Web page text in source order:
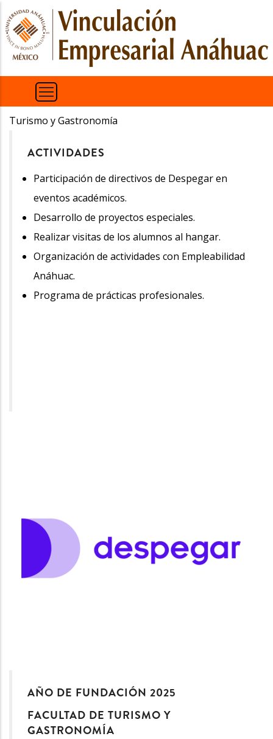
Pasar
al
contenido
principal
Turismo y Gastronomía
ACTIVIDADES
Participación de directivos de Despegar en
eventos académicos.
Desarrollo de proyectos especiales.
Realizar visitas de los alumnos al hangar.
Organización de actividades con Empleabilidad
Anáhuac.
Programa de prácticas profesionales.
AÑO DE FUNDACIÓN 2025
FACULTAD DE TURISMO Y
GASTRONOMÍA